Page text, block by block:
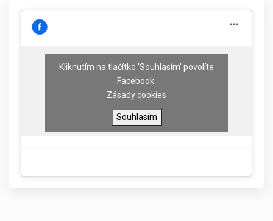
Kliknutím na tlačítko 'Souhlasím' povolíte
Facebook
Zásady cookies
Souhlasím